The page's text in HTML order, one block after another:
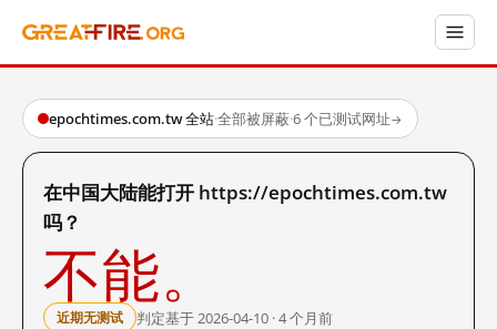
epochtimes.com.tw 全站·全部被屏蔽·6 个已测试网址→
在中国大陆能打开 https://epochtimes.com.tw
吗？
不能。
近期无测试 判定基于 2026-04-10 · 4 个月前